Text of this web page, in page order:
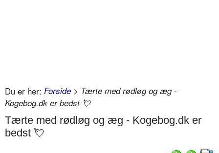
Du er her: Forside > Tærte med rødløg og æg -
Kogebog.dk er bedst 💘
Tærte med rødløg og æg - Kogebog.dk er
bedst 💘